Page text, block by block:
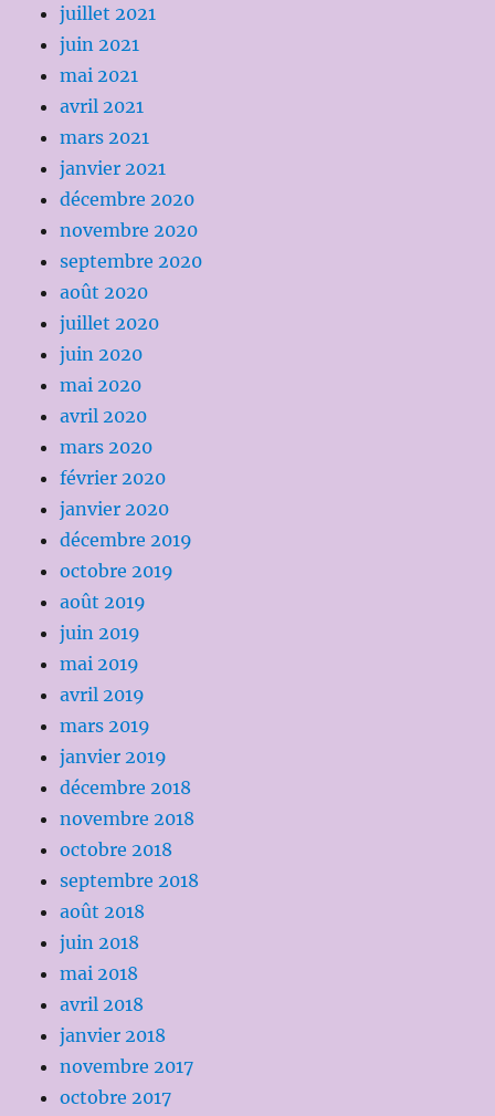
juillet 2021
juin 2021
mai 2021
avril 2021
mars 2021
janvier 2021
décembre 2020
novembre 2020
septembre 2020
août 2020
juillet 2020
juin 2020
mai 2020
avril 2020
mars 2020
février 2020
janvier 2020
décembre 2019
octobre 2019
août 2019
juin 2019
mai 2019
avril 2019
mars 2019
janvier 2019
décembre 2018
novembre 2018
octobre 2018
septembre 2018
août 2018
juin 2018
mai 2018
avril 2018
janvier 2018
novembre 2017
octobre 2017